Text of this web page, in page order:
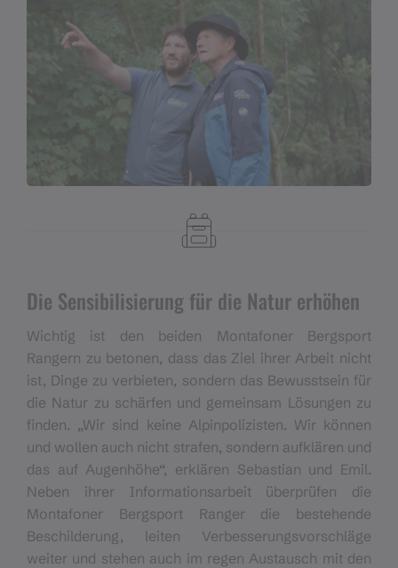
Die Sensibilisierung für die Natur erhöhen
Wichtig ist den beiden Montafoner Bergsport
Rangern zu betonen, dass das Ziel ihrer Arbeit nicht
ist, Dinge zu verbieten, sondern das Bewusstsein für
die Natur zu schärfen und gemeinsam Lösungen zu
finden. „Wir sind keine Alpinpolizisten. Wir können
und wollen auch nicht strafen, sondern aufklären und
das auf Augenhöhe“, erklären Sebastian und Emil.
Neben ihrer Informationsarbeit überprüfen die
Montafoner Bergsport Ranger die bestehende
Beschilderung, leiten Verbesserungsvorschläge
weiter und stehen auch im regen Austausch mit den